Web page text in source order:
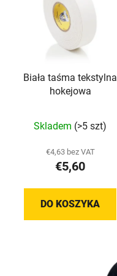
Biała taśma tekstylna
hokejowa
ocena
produktu
wynosi
na
Skladem (>5 szt)
€4,63 bez VAT
€5,60
DO KOSZYKA